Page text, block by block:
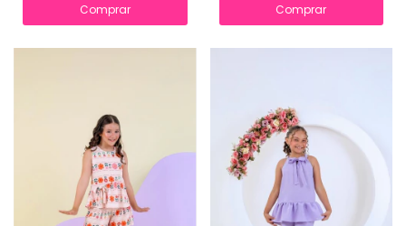
Comprar Comprar